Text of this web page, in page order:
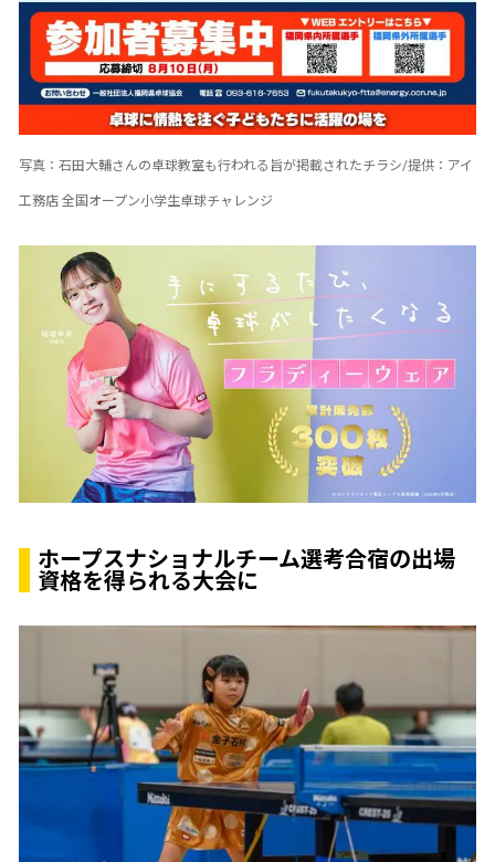
写真：石田大輔さんの卓球教室も行われる旨が掲載されたチラシ/提供：アイ
工務店 全国オープン小学生卓球チャレンジ
ホープスナショナルチーム選考合宿の出場
資格を得られる大会に